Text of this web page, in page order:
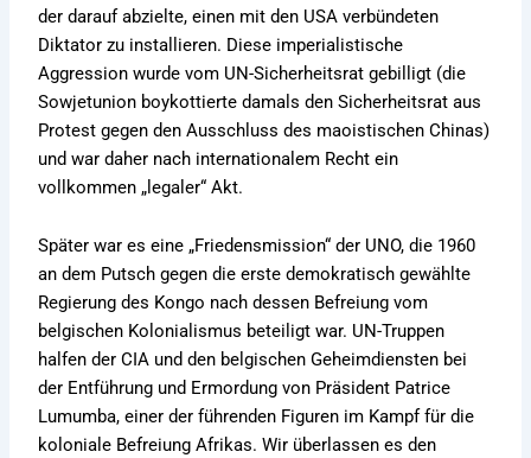
der darauf abzielte, einen mit den USA verbündeten
Diktator zu installieren. Diese imperialistische
Aggression wurde vom UN-Sicherheitsrat gebilligt (die
Sowjetunion boykottierte damals den Sicherheitsrat aus
Protest gegen den Ausschluss des maoistischen Chinas)
und war daher nach internationalem Recht ein
vollkommen „legaler“ Akt.
Später war es eine „Friedensmission“ der UNO, die 1960
an dem Putsch gegen die erste demokratisch gewählte
Regierung des Kongo nach dessen Befreiung vom
belgischen Kolonialismus beteiligt war. UN-Truppen
halfen der CIA und den belgischen Geheimdiensten bei
der Entführung und Ermordung von Präsident Patrice
Lumumba, einer der führenden Figuren im Kampf für die
koloniale Befreiung Afrikas. Wir überlassen es den